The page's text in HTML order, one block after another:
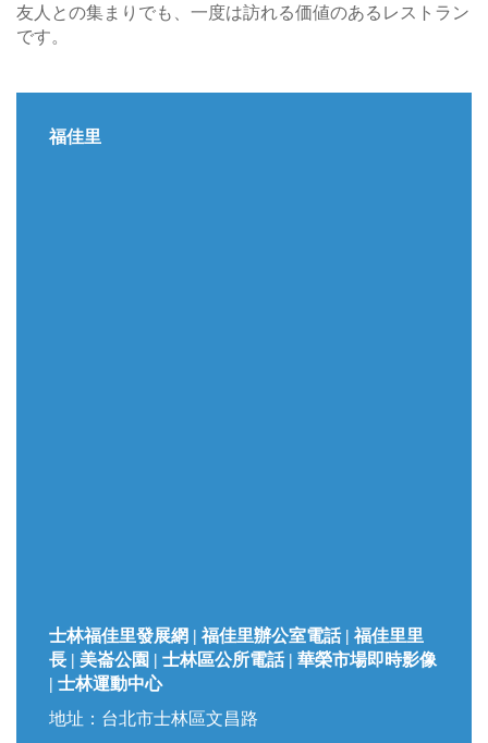
友人との集まりでも、一度は訪れる価値のあるレストラン
です。
福佳里
士林福佳里發展網 | 福佳里辦公室電話 | 福佳里里
長 | 美崙公園 | 士林區公所電話 | 華榮市場即時影像
| 士林運動中心
地址：台北市士林區文昌路